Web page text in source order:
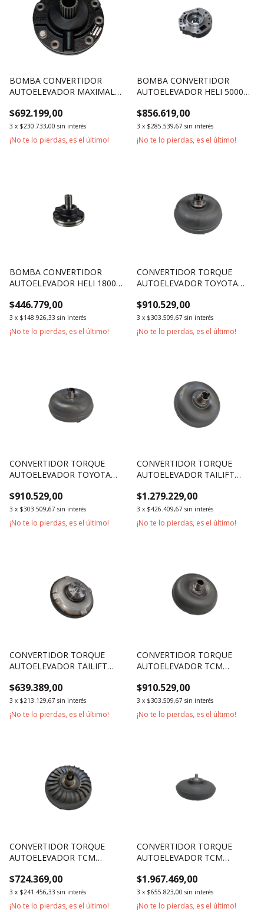
BOMBA CONVERTIDOR
AUTOELEVADOR MAXIMAL
3000KG
$692.199,00
3 x $230.733,00 sin interés
¡No te lo pierdas, es el último!
BOMBA CONVERTIDOR
AUTOELEVADOR HELI 5000KG
$856.619,00
3 x $285.539,67 sin interés
¡No te lo pierdas, es el último!
BOMBA CONVERTIDOR
AUTOELEVADOR HELI 1800KG
$446.779,00
3 x $148.926,33 sin interés
¡No te lo pierdas, es el último!
CONVERTIDOR TORQUE
AUTOELEVADOR TOYOTA
3000KG
$910.529,00
3 x $303.509,67 sin interés
¡No te lo pierdas, es el último!
CONVERTIDOR TORQUE
AUTOELEVADOR TOYOTA
3000KG
$910.529,00
3 x $303.509,67 sin interés
¡No te lo pierdas, es el último!
CONVERTIDOR TORQUE
AUTOELEVADOR TAILIFT
$1.279.229,00
3 x $426.409,67 sin interés
¡No te lo pierdas, es el último!
CONVERTIDOR TORQUE
AUTOELEVADOR TAILIFT
$639.389,00
3 x $213.129,67 sin interés
¡No te lo pierdas, es el último!
CONVERTIDOR TORQUE
AUTOELEVADOR TCM
T14
$910.529,00
3 x $303.509,67 sin interés
¡No te lo pierdas, es el último!
CONVERTIDOR TORQUE
AUTOELEVADOR TCM
T6
$724.369,00
3 x $241.456,33 sin interés
¡No te lo pierdas, es el último!
CONVERTIDOR TORQUE
AUTOELEVADOR TCM
T7
$1.967.469,00
3 x $655.823,00 sin interés
¡No te lo pierdas, es el último!